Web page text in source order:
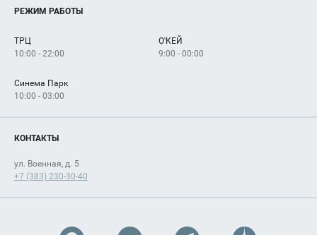
Услуги
Рекламодателям
Как добраться
РЕЖИМ РАБОТЫ
ТРЦ
10:00 - 22:00
О'КЕЙ
9:00 - 00:00
Синема Парк
10:00 - 03:00
КОНТАКТЫ
ул. Военная, д. 5
+7 (383) 230-30-40